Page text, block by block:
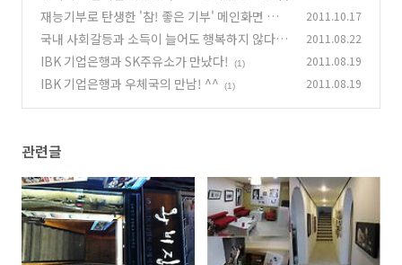
재능기부로 탄생한 '참! 좋은 기부' 메인화면 촬영
후기
(2)
2011.10.17
국내 사회갈등과 소득이 늘어도 행복하지 않다는
한국인
(2)
2011.08.22
IBK 기업은행과 SK주유소가 만났다! (1) 2011.08.19
IBK 기업은행과 우체국의 만남! ^^ (1) 2011.08.19
관련글